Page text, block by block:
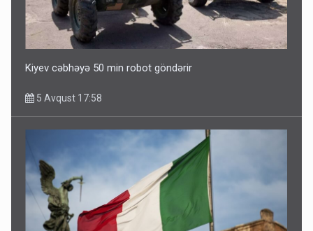
Kiyev cəbhəyə 50 min robot göndərir
5 Avqust 17:58